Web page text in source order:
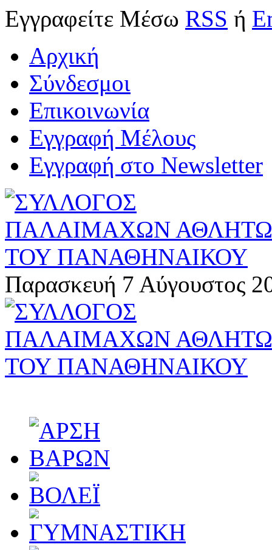
Εγγραφείτε Μέσω RSS ή
Αρχική
Σύνδεσμοι
Επικοινωνία
Εγγραφή Μέλους
Εγγραφή στο Newsletter
Παρασκευή 7 Αύγουστος